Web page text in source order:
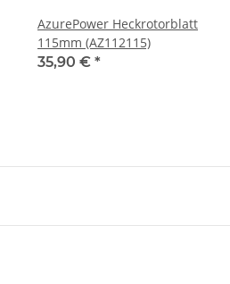
AzurePower Heckrotorblatt
115mm (AZ112115)
35,90 € *